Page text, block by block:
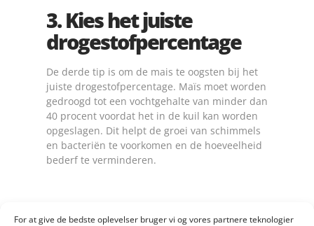
For at give de bedste oplevelser bruger vi og vores partnere teknologier
3. Kies het juiste
drogestofpercentage
De derde tip is om de mais te oogsten bij het
juiste drogestofpercentage. Maïs moet worden
gedroogd tot een vochtgehalte van minder dan
40 procent voordat het in de kuil kan worden
opgeslagen. Dit helpt de groei van schimmels
en bacteriën te voorkomen en de hoeveelheid
bederf te verminderen.